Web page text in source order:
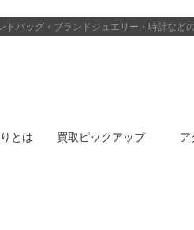
ドバッグ・ブランドジュエリー・時計など
とは 買取ピックアップ ア